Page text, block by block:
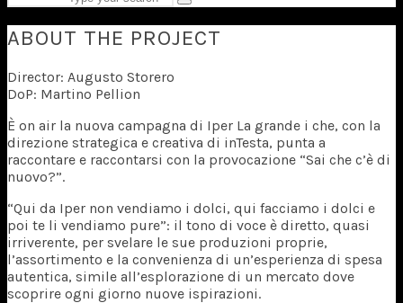
for:
Type
hit
enter
ABOUT THE PROJECT
Director: Augusto Storero
DoP: Martino Pellion
È on air la nuova campagna di Iper La grande i che, con la
direzione strategica e creativa di inTesta, punta a
raccontare e raccontarsi con la provocazione “Sai che c’è di
nuovo?”.
“Qui da Iper non vendiamo i dolci, qui facciamo i dolci e
poi te li vendiamo pure”: il tono di voce è diretto, quasi
irriverente, per svelare le sue produzioni proprie,
l’assortimento e la convenienza di un’esperienza di spesa
autentica, simile all’esplorazione di un mercato dove
scoprire ogni giorno nuove ispirazioni.